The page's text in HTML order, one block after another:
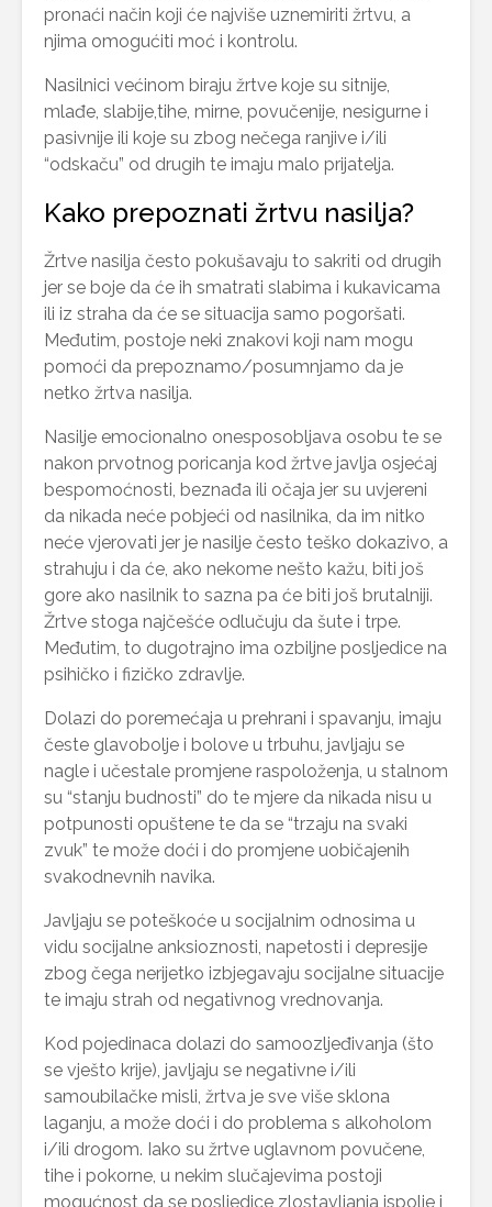
pronaći način koji će najviše uznemiriti žrtvu, a
njima omogućiti moć i kontrolu.
Nasilnici većinom biraju žrtve koje su sitnije,
mlađe, slabije,tihe, mirne, povučenije, nesigurne i
pasivnije ili koje su zbog nečega ranjive i/ili
“odskaču” od drugih te imaju malo prijatelja.
Kako prepoznati žrtvu nasilja?
Žrtve nasilja često pokušavaju to sakriti od drugih
jer se boje da će ih smatrati slabima i kukavicama
ili iz straha da će se situacija samo pogoršati.
Međutim, postoje neki znakovi koji nam mogu
pomoći da prepoznamo/posumnjamo da je
netko žrtva nasilja.
Nasilje emocionalno onesposobljava osobu te se
nakon prvotnog poricanja kod žrtve javlja osjećaj
bespomoćnosti, beznađa ili očaja jer su uvjereni
da nikada neće pobjeći od nasilnika, da im nitko
neće vjerovati jer je nasilje često teško dokazivo, a
strahuju i da će, ako nekome nešto kažu, biti još
gore ako nasilnik to sazna pa će biti još brutalniji.
Žrtve stoga najčešće odlučuju da šute i trpe.
Međutim, to dugotrajno ima ozbiljne posljedice na
psihičko i fizičko zdravlje.
Dolazi do poremećaja u prehrani i spavanju, imaju
česte glavobolje i bolove u trbuhu, javljaju se
nagle i učestale promjene raspoloženja, u stalnom
su “stanju budnosti” do te mjere da nikada nisu u
potpunosti opuštene te da se “trzaju na svaki
zvuk” te može doći i do promjene uobičajenih
svakodnevnih navika.
Javljaju se poteškoće u socijalnim odnosima u
vidu socijalne anksioznosti, napetosti i depresije
zbog čega nerijetko izbjegavaju socijalne situacije
te imaju strah od negativnog vrednovanja.
Kod pojedinaca dolazi do samoozljeđivanja (što
se vješto krije), javljaju se negativne i/ili
samoubilačke misli, žrtva je sve više sklona
laganju, a može doći i do problema s alkoholom
i/ili drogom. Iako su žrtve uglavnom povučene,
tihe i pokorne, u nekim slučajevima postoji
mogućnost da se posljedice zlostavljanja ispolje i